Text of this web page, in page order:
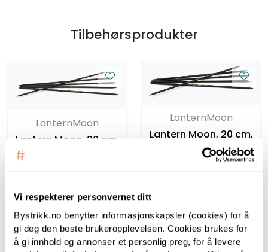
Vi respekterer personvernet ditt
Bystrikk.no benytter informasjonskapsler (cookies) for å
gi deg den beste brukeropplevelsen. Cookies brukes for
å gi innhold og annonser et personlig preg, for å levere
Tilbehørsprodukter
LanternMoon
Lantern Moon, 20 cm,
Strømpepinner i tre
LanternMoon
Lantern Moon, 20 cm,
3.50 mm -
Strømpepinner i tre